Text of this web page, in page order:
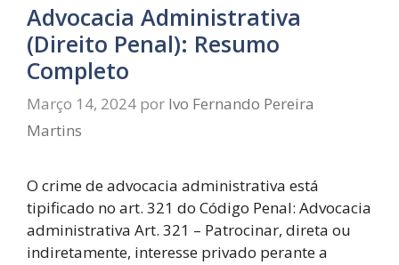
Advocacia Administrativa
(Direito Penal): Resumo
Completo
Março 14, 2024 por Ivo Fernando Pereira
Martins
O crime de advocacia administrativa está
tipificado no art. 321 do Código Penal: Advocacia
administrativa Art. 321 – Patrocinar, direta ou
indiretamente, interesse privado perante a